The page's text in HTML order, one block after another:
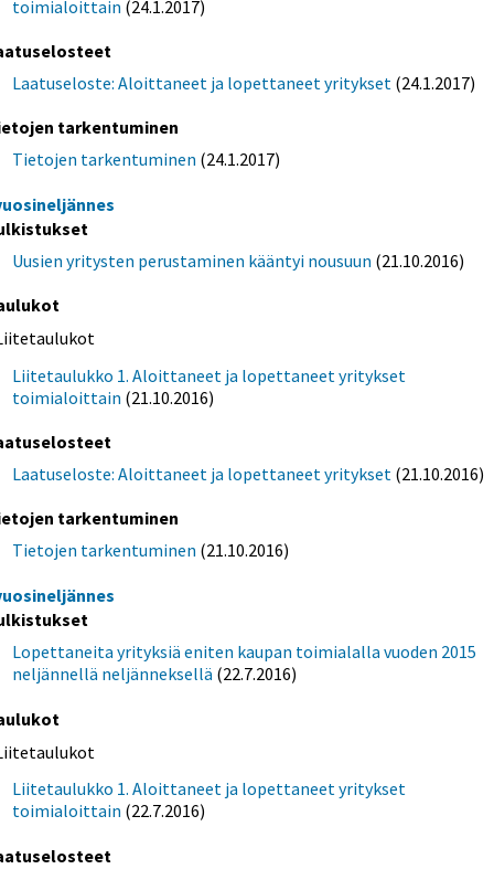
toimialoittain (24.1.2017)
Laatuseloste: Aloittaneet ja lopettaneet yritykset (24.1.2017)
tarkentuminen
Tietojen tarkentuminen (24.1.2017)
Uusien yritysten perustaminen kääntyi nousuun (21.10.2016)
Liitetaulukko 1. Aloittaneet ja lopettaneet yritykset
toimialoittain (21.10.2016)
Laatuseloste: Aloittaneet ja lopettaneet yritykset (21.10.2016)
tarkentuminen
Tietojen tarkentuminen (21.10.2016)
Lopettaneita yrityksiä eniten kaupan toimialalla vuoden 2015
neljännellä neljänneksellä (22.7.2016)
Liitetaulukko 1. Aloittaneet ja lopettaneet yritykset
toimialoittain (22.7.2016)